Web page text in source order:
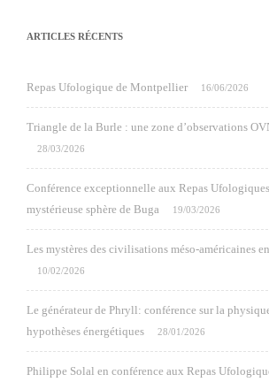
ARTICLES RÉCENTS
Repas Ufologique de Montpellier 16/06/2026
Triangle de la Burle : une zone d’observations
28/03/2026
Conférence exceptionnelle aux Repas
mystérieuse sphère de Buga
19/03/2026
Les mystères des civilisations méso-américaines
10/02/2026
Le générateur de Phryll: conférence sur la
hypothèses énergétiques
28/01/2026
Philippe Solal en conférence aux Repas